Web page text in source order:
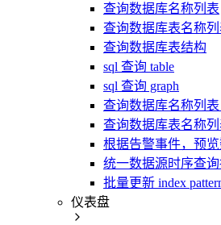
查询数据库名称列表
查询数据库表名称列
查询数据库表结构
sql 查询 table
sql 查询 graph
查询数据库名称列表
查询数据库表名称列
根据告警事件，预
统一数据源时序查询
批量更新 index
仪表盘